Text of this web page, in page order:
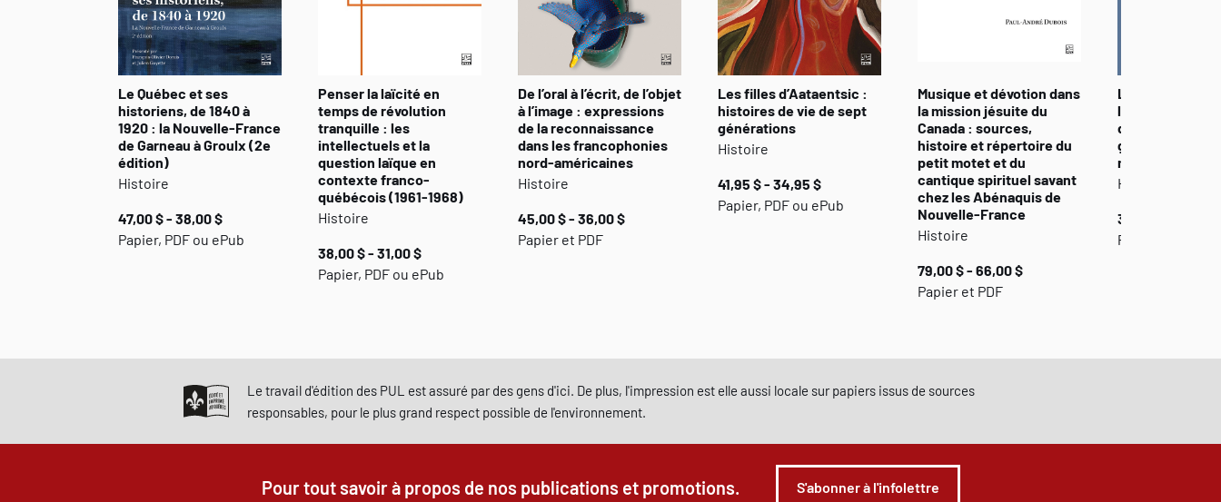
Le Québec et ses
historiens, de 1840 à
1920 : la Nouvelle-France
de Garneau à Groulx (2e
édition)
Histoire
47,00 $ - 38,00 $
Papier, PDF ou ePub
Penser la laïcité en
temps de révolution
tranquille : les
intellectuels et la
question laïque en
contexte franco-
québécois (1961-1968)
Histoire
38,00 $ - 31,00 $
Papier, PDF ou ePub
De l’oral à l’écrit, de l’objet
à l’image : expressions
de la reconnaissance
dans les francophonies
nord-américaines
Histoire
45,00 $ - 36,00 $
Papier et PDF
Les filles d’Aataentsic :
histoires de vie de sept
générations
Histoire
41,95 $ - 34,95 $
Papier, PDF ou ePub
Musique et dévotion dans
la mission jésuite du
Canada : sources,
histoire et répertoire du
petit motet et du
cantique spirituel savant
chez les Abénaquis de
Nouvelle-France
Histoire
79,00 $ - 66,00 $
Papier et PDF
La
l’Atlantique. La
de l’histoire
grecques aux
modernes
Histoire
35,00 $ - 29,00
Papier et PDF
Le travail d'édition des PUL est assuré par des gens d'ici. De plus, l'impression est elle aussi locale sur papiers issus de sources
responsables, pour le plus grand respect possible de l'environnement.
Pour tout savoir à propos de nos publications et promotions. S'abonner à l'infolettre